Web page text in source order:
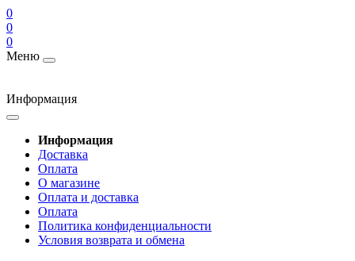
0
0
0
Меню
Информация
Информация
Доставка
Оплата
О магазине
Оплата и доставка
Оплата
Политика конфиденциальности
Условия возврата и обмена